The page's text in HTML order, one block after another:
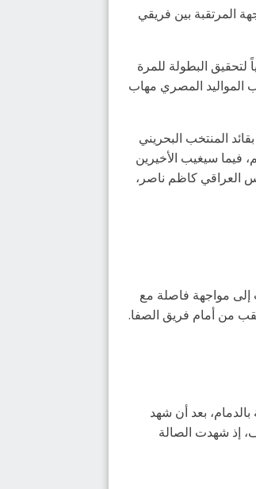
البطولة للمرة
المواليد المصري مهاب
المنتخب البحريني
فيما سيغيب الأخيرين
العراقي كاظم ناصر،
إلى مواجهة فاصلة مع
من أمام فريق الصفا.
بعد أن شهد
إذ شهدت الصالة